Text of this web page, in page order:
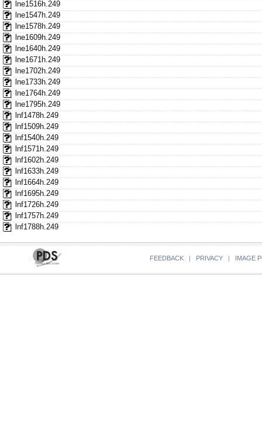
lne1516h.249
lne1547h.249
lne1578h.249
lne1609h.249
lne1640h.249
lne1671h.249
lne1702h.249
lne1733h.249
lne1764h.249
lne1795h.249
lnf1478h.249
lnf1509h.249
lnf1540h.249
lnf1571h.249
lnf1602h.249
lnf1633h.249
lnf1664h.249
lnf1695h.249
lnf1726h.249
lnf1757h.249
lnf1788h.249
FEEDBACK | PRIVACY | IMAGE